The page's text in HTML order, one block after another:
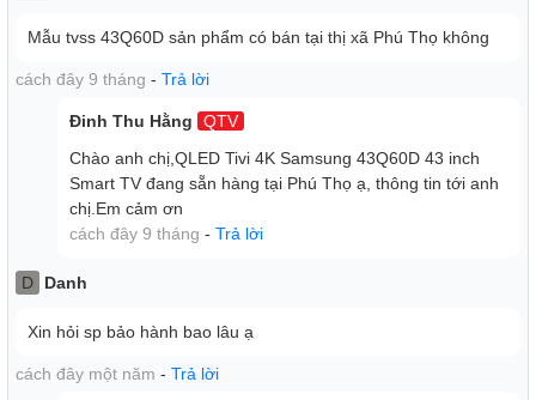
thực hơn bao giờ hết.
Chế độ EyeComfort độc đáo của Samsung tự động điều
trong ngày giúp hình ảnh được tối ưu hóa để bảo vệ mắt.
Sau khi mặt trời lặn, màn hình sẽ được cài đặt với chế độ
dịu hơn với mắt.
Công nghệ Supreme UHD Dimming kiểm soát chi tiết độ
Công nghệ âm thanh
Mẫu tvss 43Q60D sản phẩm có bán tại thị xã Phú Thọ không
cách đây 9 tháng - Trả lời
Đinh Thu Hằng
QTV
Chào anh chị,QLED Tivi 4K Samsung 43Q60D 43 inch
Smart TV đang sẵn hàng tại Phú Thọ ạ, thông tin tới anh
chị.Em cảm ơn
cách đây 9 tháng - Trả lời
D Danh
Xin hỏi sp bảo hành bao lâu ạ
cách đây một năm - Trả lời